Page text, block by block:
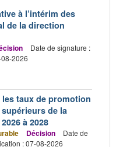
à l’intérim des
de la direction
Date de signature :
2026
taux de promotion
de la
à 2028
Décision
Date de
: 07-08-2026